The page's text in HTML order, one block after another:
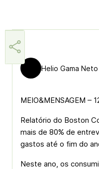
Helio Gama Neto
MEIO&MENSAGEM –
Relatório do Boston
mais de 80% de
gastos até o fim do
Neste ano, os